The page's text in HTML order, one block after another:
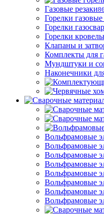
Газовые резаки86
Горелки
Горелки
Горелки
Клапаны и
Комплекты для
Мундштуки и
Наконечники
Вольфрамовые
Вольфрамовые
Вольфрамовые
Вольфрамовые
Вольфрамовые
Вольфрамовые
Вольфрамовые
Вольфрамовые